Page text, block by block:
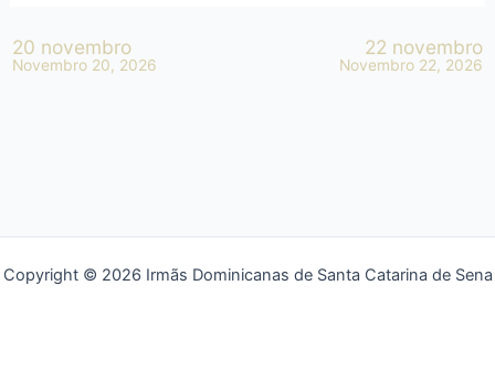
20 novembro
Novembro 20, 2026
22 novembro
Novembro 22, 2026
Copyright © 2026 Irmãs Dominicanas de Santa Catarina de Sena